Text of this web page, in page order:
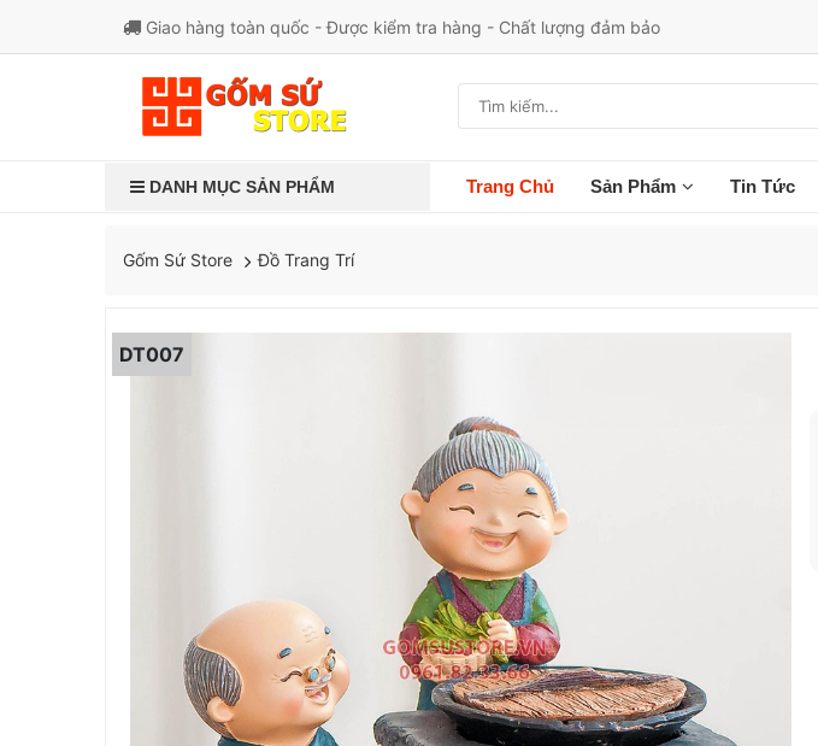
Giao hàng toàn quốc - Được kiểm tra hàng - Chất lượng đảm bảo
DANH MỤC SẢN PHẨM Trang Chủ Sản Phẩm Tin Tức
Gốm Sứ Store Đồ Trang Trí
DT007